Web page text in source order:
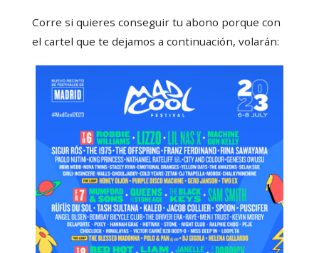
Corre si quieres conseguir tu abono porque con
el cartel que te dejamos a continuación, volarán: